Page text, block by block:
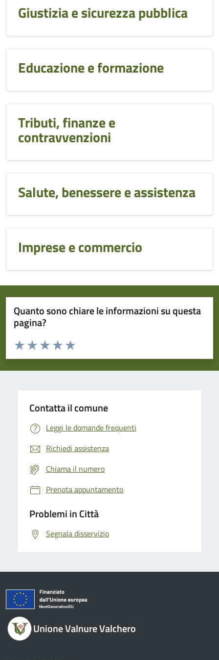
Giustizia e sicurezza pubblica
Educazione e formazione
Tributi, finanze e
contravvenzioni
Salute, benessere e assistenza
Imprese e commercio
Quanto sono chiare le informazioni su questa
pagina?
Domanda
Valuta da 1 a 5 stelle la pagina
Valuta 5 stelle su 5
Valuta 4 stelle su 5
Valuta 3 stelle su 5
Valuta 2 stelle su 5
Valuta 1 stelle su 5
Contatta il comune
Leggi le domande frequenti
Richiedi assistenza
Chiama il numero
Prenota appuntamento
Problemi in Città
Segnala disservizio
Unione Valnure Valchero